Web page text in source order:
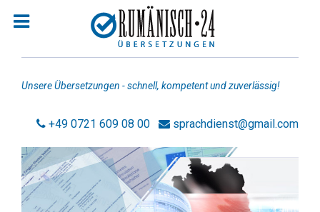
Jobsuche Rumänisch
Übersetzer Rumänisch
Unsere Übersetzungen - schnell, kompetent und zuverlässig!
+49 0721 609 08 00 sprachdienst@gmail.com